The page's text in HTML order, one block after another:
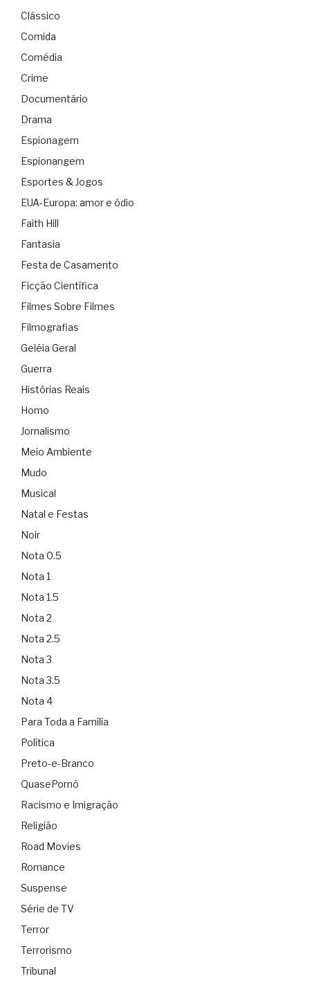
Clássico
Comida
Comédia
Crime
Documentário
Drama
Espionagem
Espionangem
Esportes & Jogos
EUA-Europa: amor e ódio
Faith Hill
Fantasia
Festa de Casamento
Ficção Científica
Filmes Sobre Filmes
Filmografias
Geléia Geral
Guerra
Histórias Reais
Homo
Jornalismo
Meio Ambiente
Mudo
Musical
Natal e Festas
Noir
Nota 0.5
Nota 1
Nota 1.5
Nota 2
Nota 2.5
Nota 3
Nota 3.5
Nota 4
Para Toda a Família
Política
Preto-e-Branco
QuasePornô
Racismo e Imigração
Religião
Road Movies
Romance
Suspense
Série de TV
Terror
Terrorismo
Tribunal